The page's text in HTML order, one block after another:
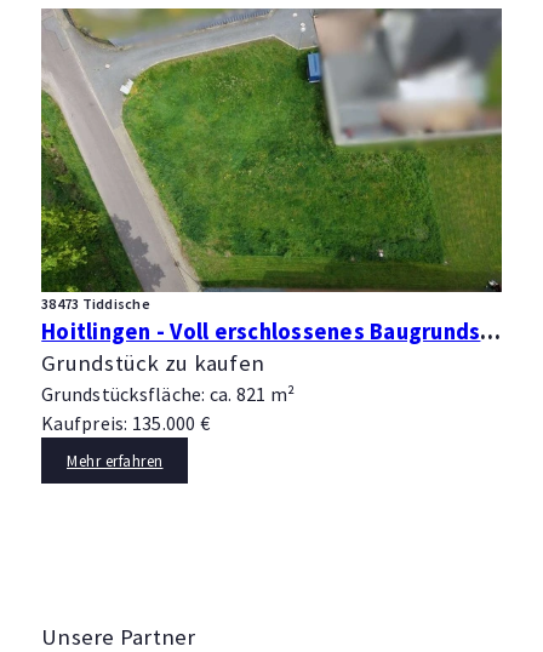
38473 Tiddische
Hoitlingen - Voll erschlossenes Baugrundstück für Ein- oder Zweifamilienhaus
Grundstück zu kaufen
Grundstücksfläche: ca. 821 m²
Kaufpreis: 135.000 €
Mehr erfahren
Unsere Partner